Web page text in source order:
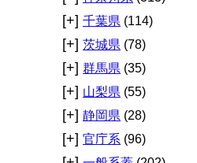
[+] 千葉県 (114)
[+] 茨城県 (78)
[+] 群馬県 (35)
[+] 山梨県 (55)
[+] 静岡県 (28)
[+] 官庁系 (96)